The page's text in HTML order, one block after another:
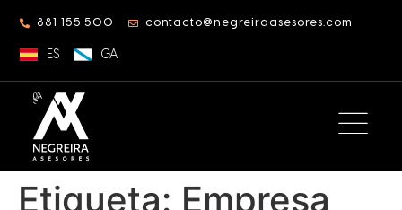
881 155 500 contacto@negreiraasesores.com
ES GA
Etiqueta: Empresa